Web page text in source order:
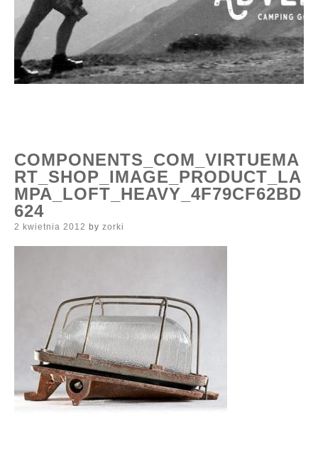
COMPONENTS_COM_VIRTUEMA
RT_SHOP_IMAGE_PRODUCT_LA
MPA_LOFT_HEAVY_4F79CF62BD
624
Posted
2 kwietnia 2012 by zorki